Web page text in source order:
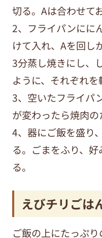
切る。Aは合わせて
2、フライパンにに
けて入れ、Aを回し
3分蒸し焼きにし、
ように、それぞれを
3、空いたフライパ
が変わったら焼肉の
4、器にご飯を盛り
る。ごまをふり、
る。
えびチリごは
ご飯の上にたっぷ